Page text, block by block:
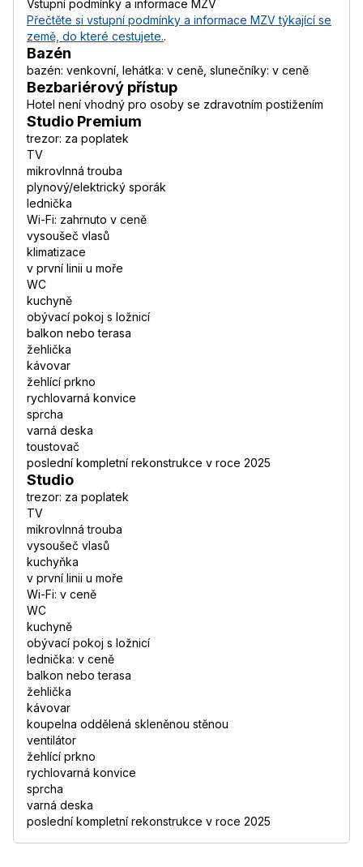
Vstupní podmínky a informace MZV
Přečtěte si vstupní podmínky a informace MZV týkající se
země, do které cestujete..
Bazén
bazén: venkovní, lehátka: v ceně, slunečníky: v ceně
Bezbariérový přístup
Hotel není vhodný pro osoby se zdravotním postižením
Studio Premium
trezor: za poplatek
TV
mikrovlnná trouba
plynový/elektrický sporák
lednička
Wi-Fi: zahrnuto v ceně
vysoušeč vlasů
klimatizace
v první linii u moře
WC
kuchyně
obývací pokoj s ložnicí
balkon nebo terasa
žehlička
kávovar
žehlící prkno
rychlovarná konvice
sprcha
varná deska
toustovač
poslední kompletní rekonstrukce v roce 2025
Studio
trezor: za poplatek
TV
mikrovlnná trouba
vysoušeč vlasů
kuchyňka
v první linii u moře
Wi-Fi: v ceně
WC
kuchyně
obývací pokoj s ložnicí
lednička: v ceně
balkon nebo terasa
žehlička
kávovar
koupelna oddělená skleněnou stěnou
ventilátor
žehlící prkno
rychlovarná konvice
sprcha
varná deska
poslední kompletní rekonstrukce v roce 2025